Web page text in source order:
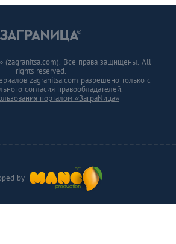
by
(zagranitsa.com). Все права защищены. All
rights reserved.
zagranitsa.com разрешено только с
согласия правообладателей.
порталом «ЗаграNица»